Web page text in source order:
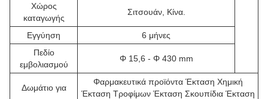
Χώρος
καταγωγής
Σιτσουάν, Κίνα.
Εγγύηση
6 μήνες
Πεδίο
εμβολιασμού
Φ 15,6 - Φ 430 mm
Δωμάτιο για
Φαρμακευτικά προϊόντα Έκταση Χημική
Έκταση Τροφίμων Έκταση Σκουπίδια Έκταση